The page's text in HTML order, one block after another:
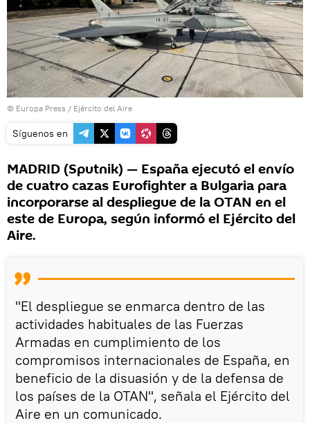
© Europa Press / Ejército del Aire
Síguenos en
MADRID (Sputnik) — España ejecutó el envío
de cuatro cazas Eurofighter a Bulgaria para
incorporarse al despliegue de la OTAN en el
este de Europa, según informó el Ejército del
Aire.
"El despliegue se enmarca dentro de las
actividades habituales de las Fuerzas
Armadas en cumplimiento de los
compromisos internacionales de España, en
beneficio de la disuasión y de la defensa de
los países de la OTAN", señala el Ejército del
Aire en un comunicado.